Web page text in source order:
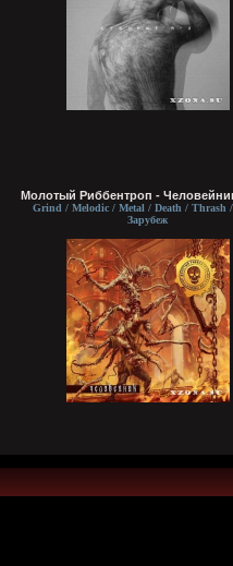
Молотый Риббентроп -
Grind / Melodic / Metal / Death / Thrash
Зарубеж